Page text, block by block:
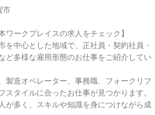
市
ワークプレイスの求人をチェック】
を中心とした地域で、正社員・契約社員・
ど多様な雇用形態のお仕事をご紹介してい
製造オペレーター、事務職、フォークリフ
スタイルに合ったお仕事が見つかります。
が多く、スキルや知識を身につけながら成